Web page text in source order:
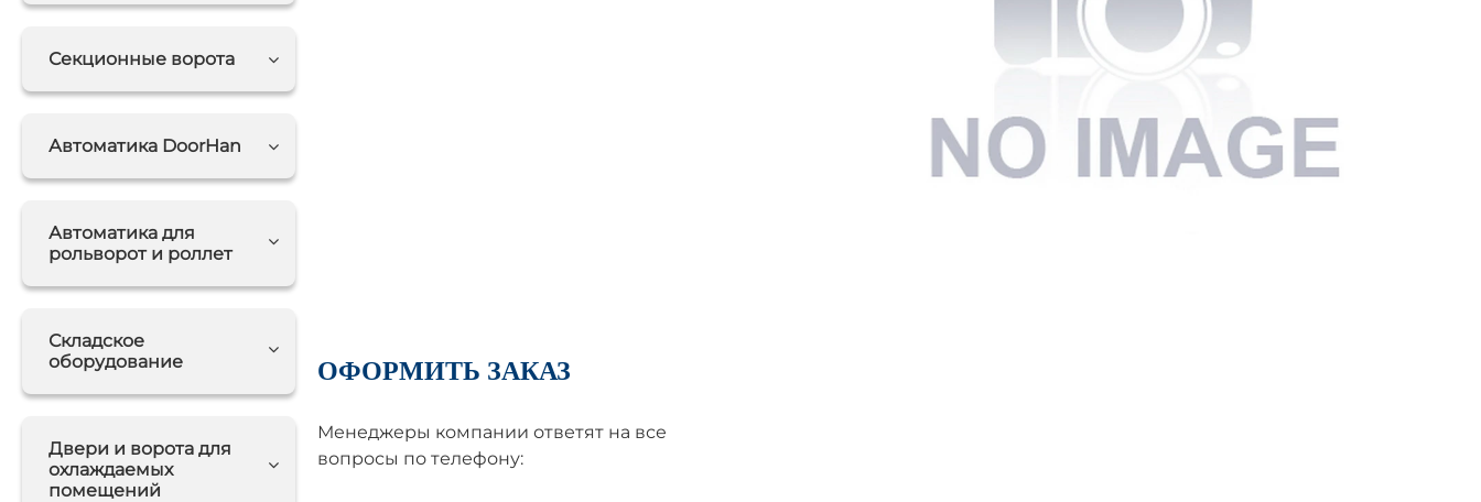
Секционные ворота
Автоматика DoorHan
Автоматика для
рольворот и роллет
Складское
оборудование
Двери и ворота для
охлаждаемых
помещений
ОФОРМИТЬ ЗАКАЗ
Менеджеры компании ответят на все
вопросы по телефону: